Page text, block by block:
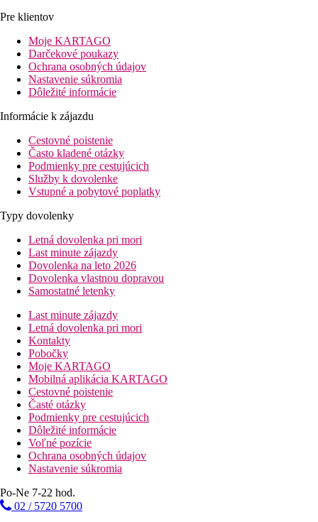
Pre klientov
Moje KARTAGO
Darčekové poukazy
Ochrana osobných údajov
Nastavenie súkromia
Dôležité informácie
Informácie k zájazdu
Cestovné poistenie
Často kladené otázky
Podmienky pre cestujúcich
Služby k dovolenke
Vstupné a pobytové poplatky
Typy dovolenky
Letná dovolenka pri mori
Last minute zájazdy
Dovolenka na leto 2026
Dovolenka vlastnou dopravou
Samostatné letenky
Last minute zájazdy
Letná dovolenka pri mori
Kontakty
Pobočky
Moje KARTAGO
Mobilná aplikácia KARTAGO
Cestovné poistenie
Časté otázky
Podmienky pre cestujúcich
Dôležité informácie
Voľné pozície
Ochrana osobných údajov
Nastavenie súkromia
Po-Ne 7-22 hod.
02 / 5720 5700